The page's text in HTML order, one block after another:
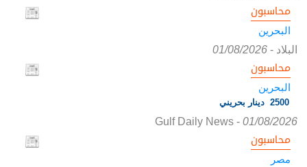
محاسبون
البحرين
البلاد -
01/08/2026
محاسبون
البحرين
2500 دينار بحريني
Gulf Daily News- 01/08/2026
محاسبون
مصر